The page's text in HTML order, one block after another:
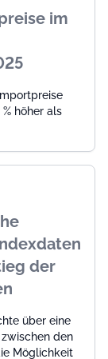
im
höher als
der
über eine
den
Möglichkeit